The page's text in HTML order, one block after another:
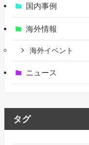
国内事例
海外情報
海外イベント
ニュース
タグ